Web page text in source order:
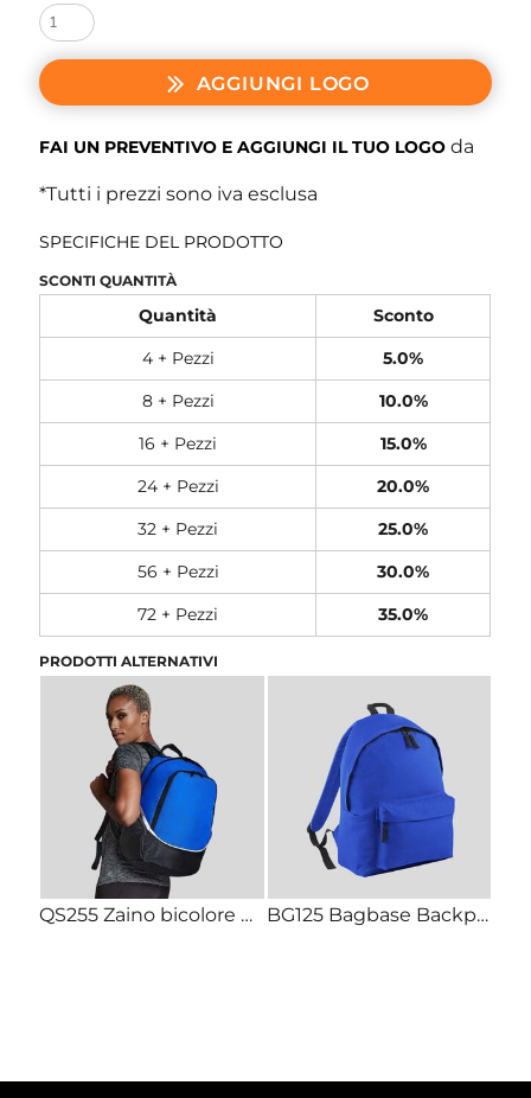
AGGIUNGI LOGO
FAI UN PREVENTIVO E AGGIUNGI IL TUO LOGO da
*Tutti i prezzi sono iva esclusa
SPECIFICHE DEL PRODOTTO
SCONTI QUANTITÀ
Quantità
Sconto
4 + Pezzi
5.0%
8 + Pezzi
10.0%
16 + Pezzi
15.0%
24 + Pezzi
20.0%
32 + Pezzi
25.0%
56 + Pezzi
30.0%
72 + Pezzi
35.0%
PRODOTTI ALTERNATIVI
QS255 Zaino bicolore Pro Team 30x43x20 cm BG125 Bagbase Backpack Zaino con tasca frontale personalizzato